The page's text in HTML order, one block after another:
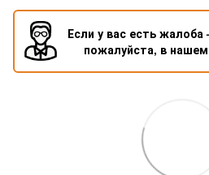
Если у вас есть жалоба
пожалуйста, в нашем